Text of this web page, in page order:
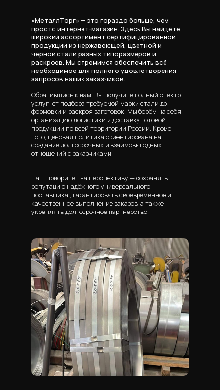
«МеталлТорг» — это гораздо больше, чем
просто интернет-магазин. Здесь Вы найдете
широкий ассортимент сертифицированной
продукции из нержавеющей, цветной и
чёрной стали разных типоразмеров и
раскроев. Мы стремимся обеспечить всё
необходимое для полного удовлетворения
запросов наших заказчиков.
Обратившись к нам, Вы получите полный спектр
услуг: от подбора требуемой марки стали до
формовки и раскроя заготовок. Мы берём на себя
организацию логистики и доставку готовой
продукции по всей территории России. Кроме
того, ценовая политика ориентирована на
создание долгосрочных и взаимовыгодных
отношений с заказчиками.
Наш приоритет на перспективу — сохранять
репутацию надёжного универсального
поставщика , гарантировать своевременное и
качественное выполнение заказов, а также
укреплять долгосрочное партнёрство.